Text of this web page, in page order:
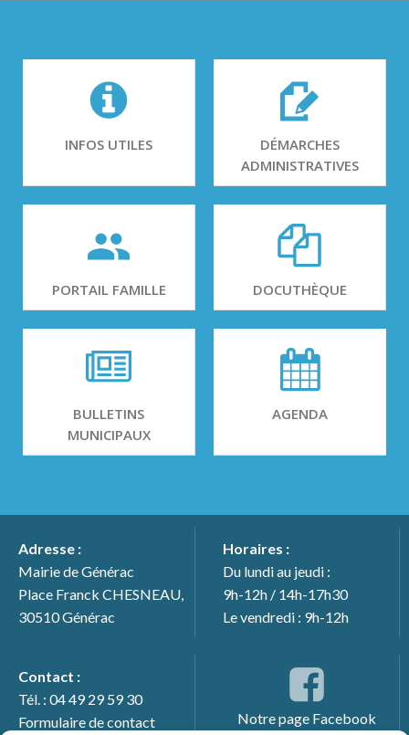
INFOS UTILES
DÉMARCHES
ADMINISTRATIVES
PORTAIL FAMILLE DOCUTHÈQUE
BULLETINS
MUNICIPAUX
AGENDA
Adresse :
Mairie de Générac
Place Franck CHESNEAU,
30510 Générac
Horaires :
Du lundi au jeudi :
9h-12h / 14h-17h30
Le vendredi : 9h-12h
Contact :
Tél. : 04 49 29 59 30
Formulaire de contact
Notre page Facebook